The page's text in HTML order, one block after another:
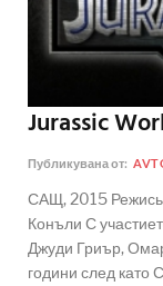
Jurassic
Публикувана от:
САЩ, 2015
Конъли С
Джуди Гриър,
години след като